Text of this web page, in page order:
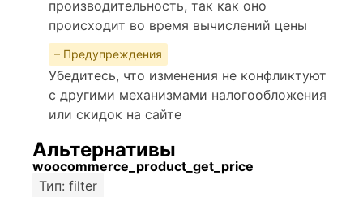
производительность, так как оно
происходит во время вычислений цены
– Предупреждения
Убедитесь, что изменения не конфликтуют
с другими механизмами налогообложения
или скидок на сайте
Альтернативы
woocommerce_product_get_price
Тип: filter